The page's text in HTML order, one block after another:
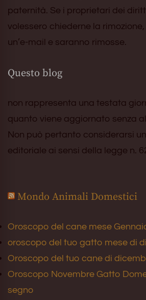
paternità. Se i proprietari dei
volessero chiederne la
un’e-mail e saranno rimosse.
Questo blog
non rappresenta una testata
quanto viene aggiornato senza
Non può pertanto considerarsi
editoriale ai sensi della legge n.
Mondo Animali Domestici
Oroscopo del cane mese
oroscopo del tuo gatto mese di
Oroscopo del tuo cane di
Oroscopo Novembre Gatto
segno